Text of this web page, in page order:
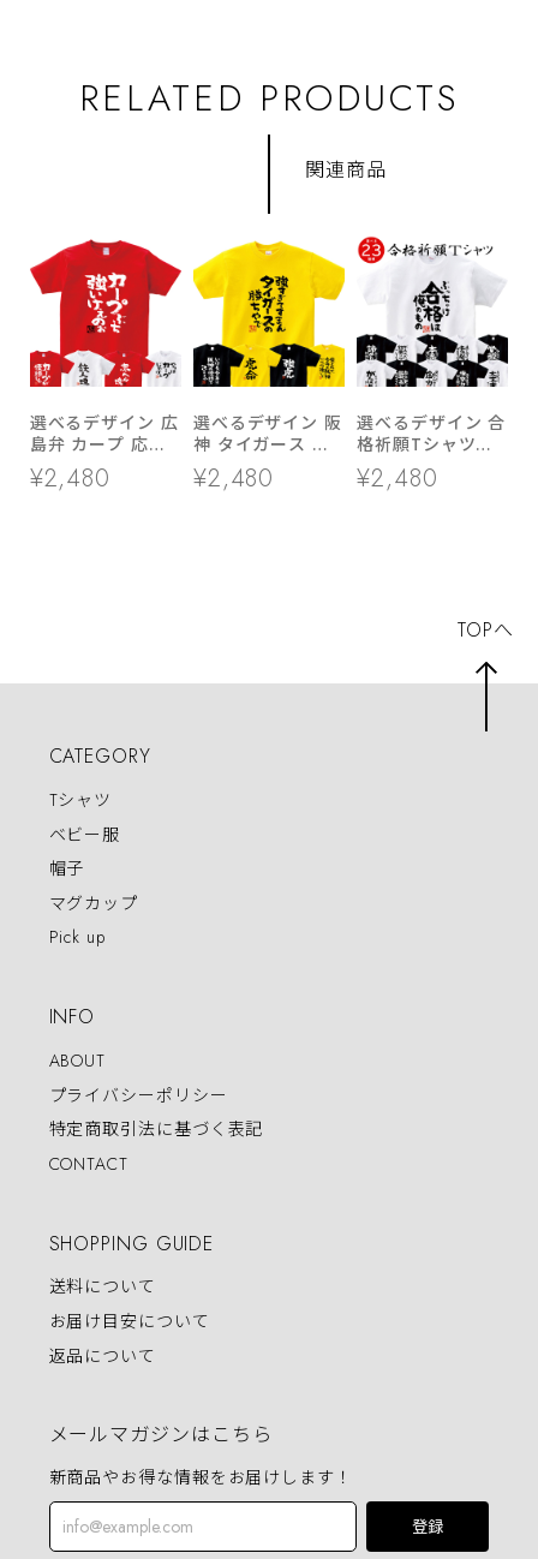
RELATED PRODUCTS
関連商品
選べるデザイン 広
島弁 カープ 応援
Tシャツ ka300-
04 野球
¥2,480
選べるデザイン 阪
神 タイガース 応
援 Tシャツ
ka300-52 スポー
¥2,480
選べるデザイン 合
格祈願Tシャツ
ka500-43 大学受
験 高校受験 半
¥2,480
CATEGORY
Tシャツ
ベビー服
帽子
マグカップ
Pick up
INFO
ABOUT
プライバシーポリシー
特定商取引法に基づく表記
CONTACT
SHOPPING GUIDE
送料について
お届け目安について
返品について
メールマガジンはこちら
新商品やお得な情報をお届けします！
登録
TOPへ